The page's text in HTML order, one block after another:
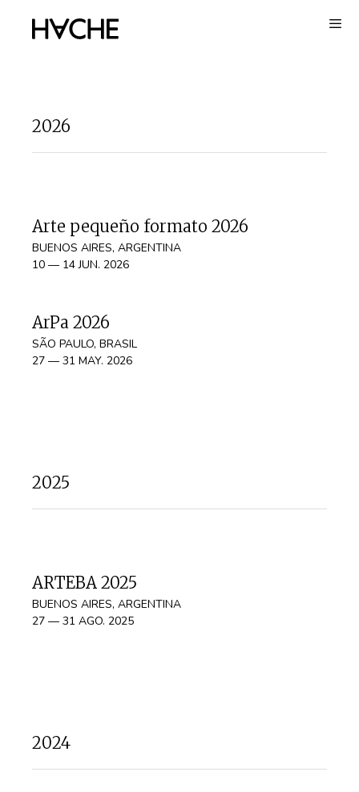
2026
Arte pequeño formato 2026
BUENOS AIRES, ARGENTINA
10 — 14 JUN. 2026
ArPa 2026
SÃO PAULO, BRASIL
27 — 31 MAY. 2026
2025
ARTEBA 2025
BUENOS AIRES, ARGENTINA
27 — 31 AGO. 2025
2024